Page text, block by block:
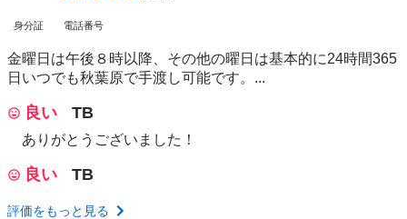
身分証 電話番号
金曜日は午後８時以降、その他の曜日は基本的に24時間365
日いつでも秋葉原で手渡し可能です。...
良い TB
ありがとうございました！
良い TB
評価をもっと見る